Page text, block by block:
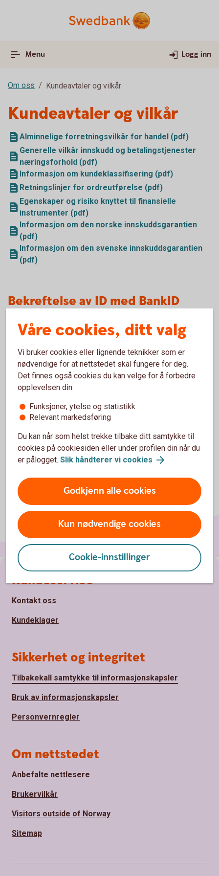
Menu Logg inn
Om oss Kundeavtaler og vilkår
Kundeavtaler og vilkår
Alminnelige forretningsvilkår for handel (pdf)
Generelle vilkår innskudd og betalingstjenester
næringsforhold (pdf)
Informasjon om kundeklassifisering (pdf)
Retningslinjer for ordreutførelse (pdf)
Egenskaper og risiko knyttet til finansielle
instrumenter (pdf)
Informasjon om den norske innskuddsgarantien
(pdf)
Informasjon om den svenske innskuddsgarantien
(pdf)
Bekreftelse av ID med BankID
Bekreft ID
Open Banking
Som utvikler kan du utforske våre APIer eller bruke vår
Open Banking
Våre cookies, ditt valg
Vi bruker cookies eller lignende teknikker som er
nødvendige for at nettstedet skal fungere for deg.
Det finnes også cookies du kan velge for å forbedre
opplevelsen din:
Funksjoner, ytelse og statistikk
Relevant markedsføring
Du kan når som helst trekke tilbake ditt samtykke til
cookies på cookiesiden eller under profilen din når du
er pålogget. Slik håndterer vi cookies
Godkjenn alle cookies
Kun nødvendige cookies
Cookie-innstillinger
Page footer
Kundeservice
Kontakt oss
Kundeklager
Sikkerhet og integritet
Tilbakekall samtykke til informasjonskapsler
Bruk av informasjonskapsler
Personvernregler
Om nettstedet
Anbefalte nettlesere
Brukervilkår
Visitors outside of Norway
Sitemap